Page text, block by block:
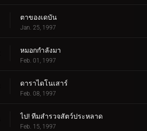
ตาของเดบัน
Jan. 25, 1997
หมอกกำลังมา
Feb. 01, 1997
ดาราไดโนเสาร์
Feb. 08, 1997
ไป! ทีมสำรวจสัตว์ประหลาด
Feb. 15, 1997